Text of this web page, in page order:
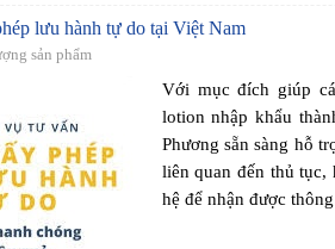
lưu hành tự do tại Việt Nam
sản phẩm
Với mục đích giúp
lotion nhập khẩu
Phương sẵn sàng hỗ
liên quan đến thủ
hệ để nhận được